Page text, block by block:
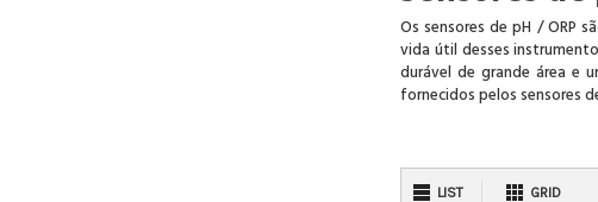
Os sensores de pH / ORP
vida útil desses
durável de grande área e
fornecidos pelos sensores
LIST GRID